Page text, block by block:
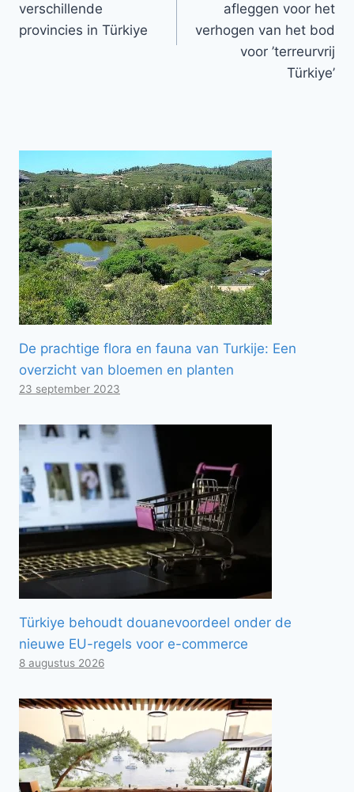
verschillende
provincies in Türkiye
afleggen voor het
verhogen van het bod
voor ’terreurvrij
Türkiye’
De prachtige flora en fauna van Turkije: Een
overzicht van bloemen en planten
23 september 2023
Türkiye behoudt douanevoordeel onder de
nieuwe EU-regels voor e-commerce
8 augustus 2026